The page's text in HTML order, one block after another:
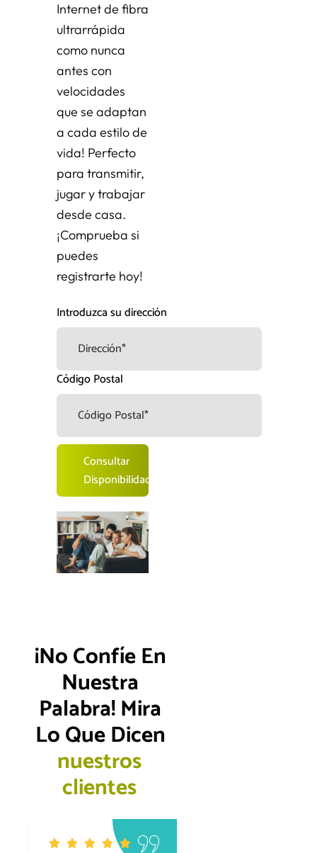
Internet de fibra
ultrarrápida
como nunca
antes con
velocidades
que se adaptan
a cada estilo de
vida! Perfecto
para transmitir,
jugar y trabajar
desde casa.
¡Comprueba si
puedes
registrarte hoy!
Introduzca su dirección
Código Postal
Consultar
Disponibilidad
¡No Confíe En
Nuestra
Palabra! Mira
Lo Que Dicen
nuestros
clientes